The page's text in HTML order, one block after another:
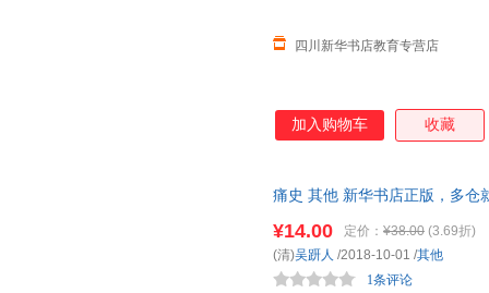
四川新华书店教育专营店
加入购物车 收藏
痛史 其他 新华书店正版，多仓
¥14.00 定价： ¥38.00 (3.69折)
1条评论
(清)吴趼人 /2018-10-01 /其他